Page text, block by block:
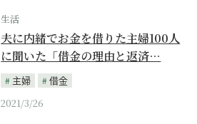
生活
夫に内緒でお金を借りた主婦100人
に聞いた「借金の理由と返済…
主婦
借金
2021/3/26